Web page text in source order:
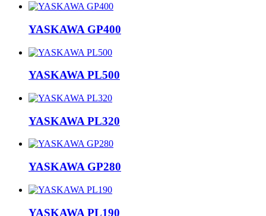
YASKAWA GP400
YASKAWA PL500
YASKAWA PL320
YASKAWA GP280
YASKAWA PL190